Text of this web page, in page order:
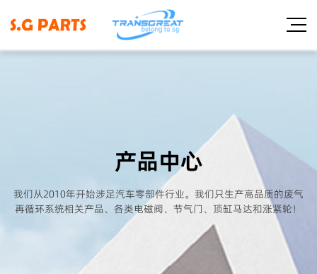
产品中心
我们从2010年开始涉足汽车零部件行业。我们只生产高品质的废气
再循环系统相关产品、各类电磁阀、节气门、顶缸马达和涨紧轮！